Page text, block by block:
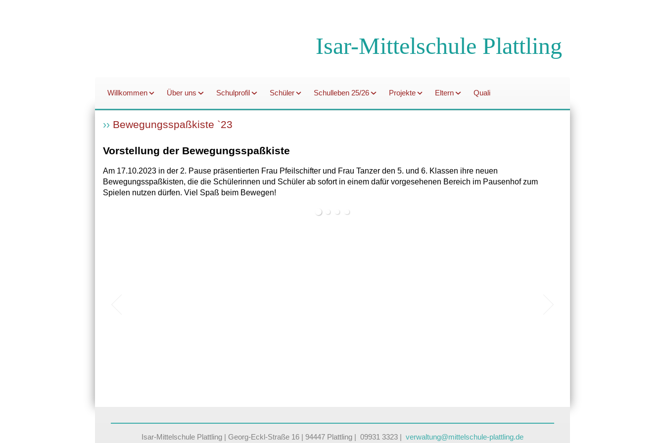
Isar-Mittelschule Plattling
Willkommen Über uns Schulprofil Schüler Schulleben 25/26 Projekte Eltern Quali
Bewegungsspaßkiste `23
Vorstellung der Bewegungsspaßkiste
Am 17.10.2023 in der 2. Pause präsentierten Frau Pfeilschifter und Frau Tanzer den 5. und 6. Klassen ihre neuen
Bewegungsspaßkisten, die die Schülerinnen und Schüler ab sofort in einem dafür vorgesehenen Bereich im Pausenhof zum
Spielen nutzen dürfen. Viel Spaß beim Bewegen!
Isar-Mittelschule Plattling | Georg-Eckl-Straße 16 | 94447 Plattling | 09931 3323 | verwaltung@mittelschule-plattling.de